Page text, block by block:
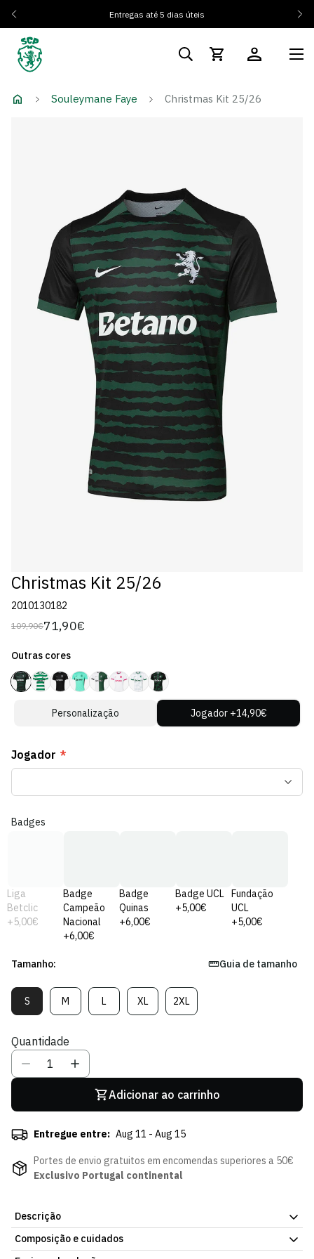
Entregas até 5 dias úteis
Souleymane Faye Christmas Kit 25/26
Christmas Kit 25/26
2010130182
Preço
109,90€
Preço
venda
71,90€
Outras cores
Personalização Jogador +14,90€
Jogador *
Badges
Liga
Betclic
+5,00€
Badge
Campeão
Nacional
+6,00€
Badge
Quinas
+6,00€
Badge UCL
+5,00€
Fundação
UCL
+5,00€
Tamanho: Guia de tamanho
SVariante
Esgotada
Indisponível
MVariante
Esgotada
Indisponível
LVariante
Esgotada
XLVariante
Esgotada
2XLVariante
Esgotada
Quantidade
Adicionar ao carrinho
Entregue entre: Aug 11 - Aug 15
Portes de envio gratuitos em encomendas superiores a 50€
Exclusivo Portugal continental
Descrição
O Sporting CP e a Nike apresentam o Christmas Kit 25/26,
uma edição especial criada para celebrar uma das épocas
Composição e cuidados